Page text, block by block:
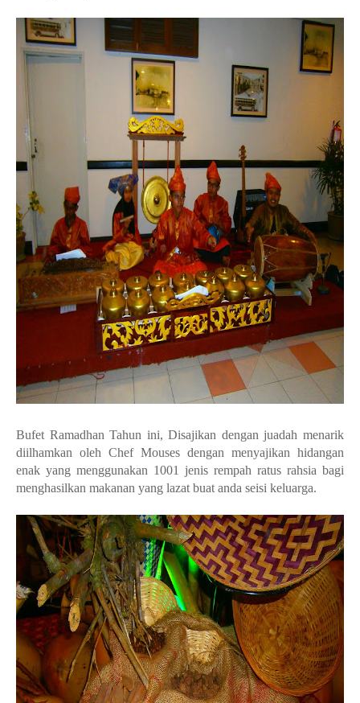
Bufet Ramadhan Tahun ini, Disajikan dengan juadah menarik
diilhamkan oleh Chef Mouses dengan menyajikan hidangan
enak yang menggunakan 1001 jenis rempah ratus rahsia bagi
menghasilkan makanan yang lazat buat anda seisi keluarga.